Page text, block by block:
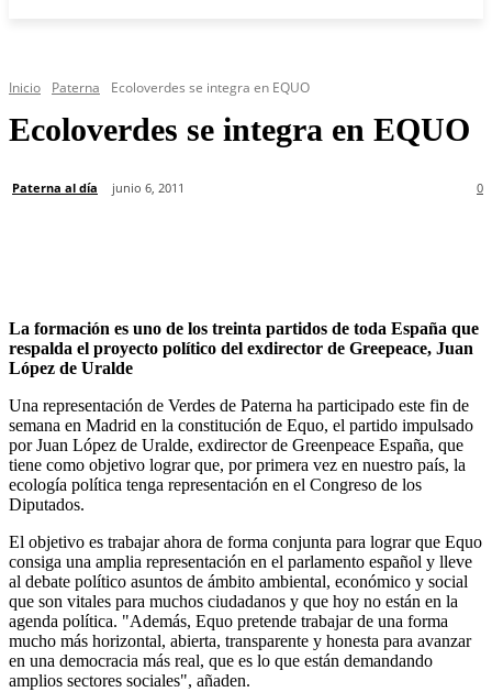
Inicio Paterna Ecoloverdes se integra en EQUO
Ecoloverdes se integra en EQUO
Paterna al día junio 6, 2011 0
La formación es uno de los treinta partidos de toda España que
respalda el proyecto político del exdirector de Greepeace, Juan
López de Uralde
Una representación de Verdes de Paterna ha participado este fin de
semana en Madrid en la constitución de Equo, el partido impulsado
por Juan López de Uralde, exdirector de Greenpeace España, que
tiene como objetivo lograr que, por primera vez en nuestro país, la
ecología política tenga representación en el Congreso de los
Diputados.
El objetivo es trabajar ahora de forma conjunta para lograr que Equo
consiga una amplia representación en el parlamento español y lleve
al debate político asuntos de ámbito ambiental, económico y social
que son vitales para muchos ciudadanos y que hoy no están en la
agenda política. "Además, Equo pretende trabajar de una forma
mucho más horizontal, abierta, transparente y honesta para avanzar
en una democracia más real, que es lo que están demandando
amplios sectores sociales", añaden.